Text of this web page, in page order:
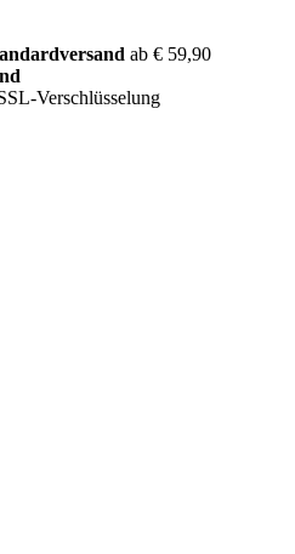
ab € 59,90
Verschlüsselung